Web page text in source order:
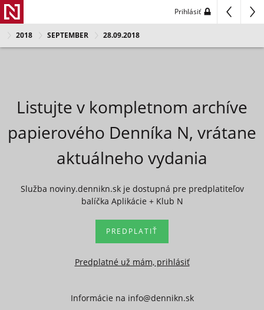
Prihlásiť
2018 SEPTEMBER 28.09.2018
Listujte v kompletnom archíve
papierového Denníka N, vrátane
aktuálneho vydania
Služba noviny.dennikn.sk je dostupná pre predplatiteľov
balíčka Aplikácie + Klub N
PREDPLATIŤ
Predplatné už mám, prihlásiť
Informácie na info@dennikn.sk